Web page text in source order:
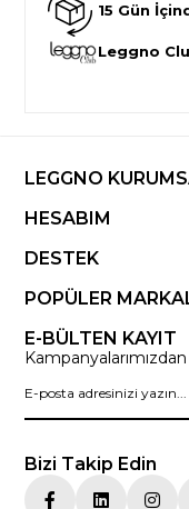
15 Gün
Leggno
LEGGNO
HESABIM
DESTEK
POPÜLER
E-BÜLTEN KAYIT
Bizi Takip Edin